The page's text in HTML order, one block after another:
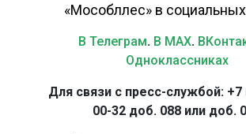
«Мособллес» в
В Телеграм. В MAX.
Одноклассниках
Для связи с пресс-службой: +7
00-32 доб. 088 или доб.